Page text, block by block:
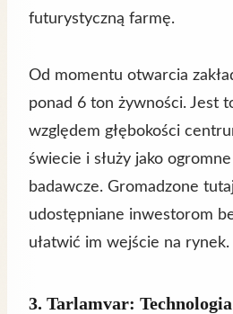
futurystyczną farmę.
Od momentu otwarcia
ponad 6 ton żywności. Jest
względem głębokości
świecie i służy jako
badawcze. Gromadzone
udostępniane inwestorom
ułatwić im wejście na rynek.
3. Tarlamvar: